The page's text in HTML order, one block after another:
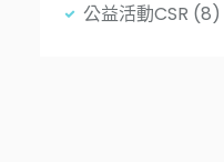
公益活動CSR (8)